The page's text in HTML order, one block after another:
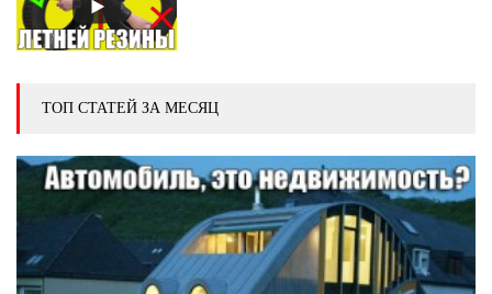
ТОП СТАТЕЙ ЗА МЕСЯЦ